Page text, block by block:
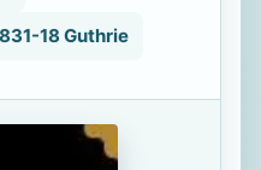
18 Guthrie